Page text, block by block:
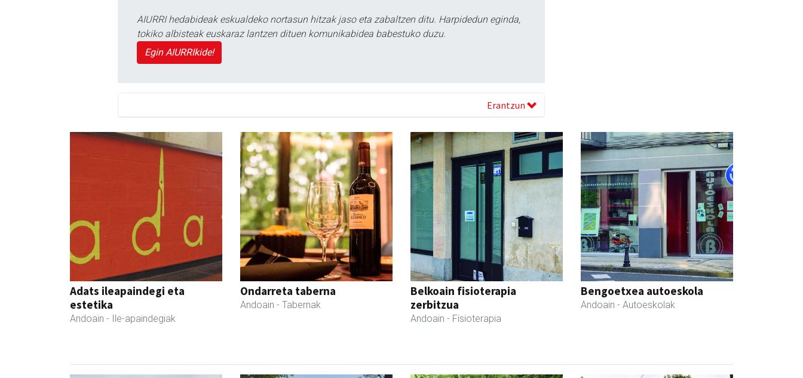
AIURRI hedabideak eskualdeko nortasun hitzak jaso eta zabaltzen ditu. Harpidedun eginda,
tokiko albisteak euskaraz lantzen dituen komunikabidea babestuko duzu.
Egin AIURRIkide!
Erantzun
Adats ileapaindegi eta
estetika
Andoain - Ile-apaindegiak
Ondarreta taberna
Andoain - Tabernak
Belkoain fisioterapia
zerbitzua
Andoain - Fisioterapia
Bengoetxea autoeskola
Andoain - Autoeskolak